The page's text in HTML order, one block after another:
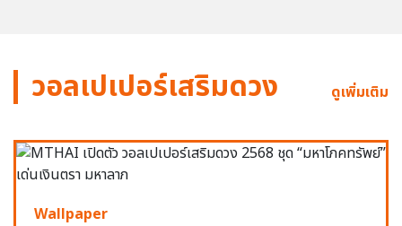
วอลเปเปอร์เสริมดวง ดูเพิ่มเติม
Wallpaper